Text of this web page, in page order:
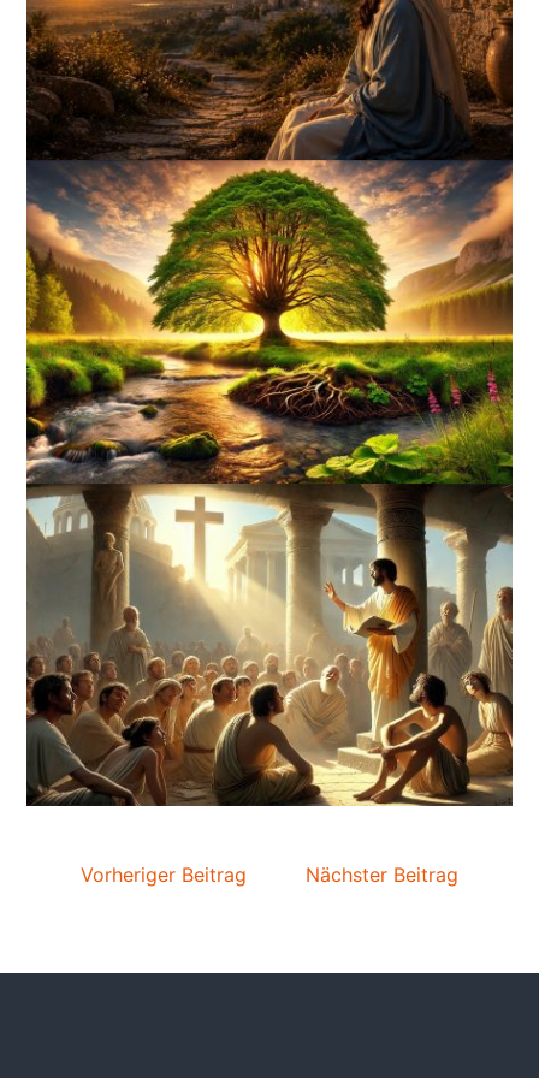
Vorheriger Beitrag Nächster Beitrag